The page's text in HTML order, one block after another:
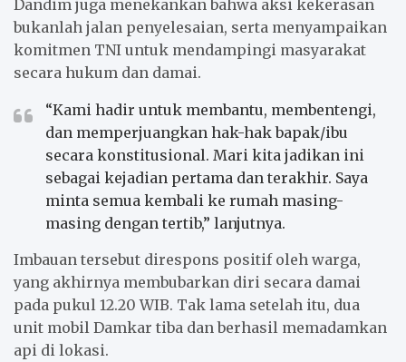
Dandim juga menekankan bahwa aksi kekerasan
bukanlah jalan penyelesaian, serta menyampaikan
komitmen TNI untuk mendampingi masyarakat
secara hukum dan damai.
“Kami hadir untuk membantu, membentengi,
dan memperjuangkan hak-hak bapak/ibu
secara konstitusional. Mari kita jadikan ini
sebagai kejadian pertama dan terakhir. Saya
minta semua kembali ke rumah masing-
masing dengan tertib,” lanjutnya.
Imbauan tersebut direspons positif oleh warga,
yang akhirnya membubarkan diri secara damai
pada pukul 12.20 WIB. Tak lama setelah itu, dua
unit mobil Damkar tiba dan berhasil memadamkan
api di lokasi.